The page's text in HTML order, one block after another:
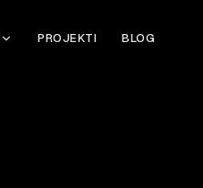
PROJEKTI BLOG